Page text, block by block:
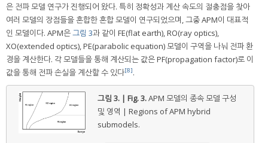
은 전파 모델 연구가 진행되어 왔다. 특히 정확성과 계산 속도의 절충점을 찾아
여러 모델의 장점들을 혼합한 혼합 모델이 연구되었으며, 그중 APM이 대표적
인 모델이다. APM은그림 3과 같이 FE(flat earth), RO(ray optics),
XO(extended optics), PE(parabolic equation) 모델이 구역을 나눠 전파 환
경을 계산한다. 각 모델들을 통해 계산되는 값은 PF(propagation factor)로 이
값을 통해 전파 손실을 계산할 수 있다[8].
그림 3. | Fig. 3.APM 모델의 종속 모델 구성
및 영역 | Regions of APM hybrid
submodels.